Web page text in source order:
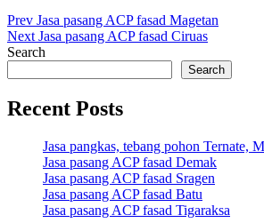
Post
navigation
Prev Jasa pasang ACP fasad Magetan
Next Jasa pasang ACP fasad Ciruas
Search
Search
Recent Posts
Jasa pangkas, tebang pohon Ternate,
Jasa pasang ACP fasad Demak
Jasa pasang ACP fasad Sragen
Jasa pasang ACP fasad Batu
Jasa pasang ACP fasad Tigaraksa